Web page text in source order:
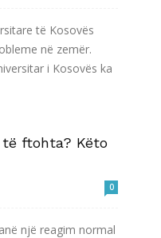
të Kosovës
në zemër.
i Kosovës ka
ftohta? Këto
0
një reagim normal